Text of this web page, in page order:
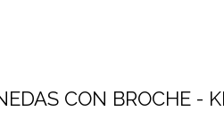
CON BROCHE -